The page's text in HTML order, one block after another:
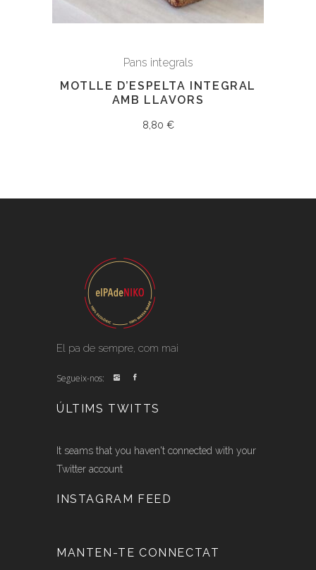
Pans integrals
MOTLLE D’ESPELTA INTEGRAL
AMB LLAVORS
8,80 €
El pa de sempre, com mai
Segueix-nos:
ÚLTIMS TWITTS
It seams that you haven't connected with your
Twitter account
INSTAGRAM FEED
MANTEN-TE CONNECTAT